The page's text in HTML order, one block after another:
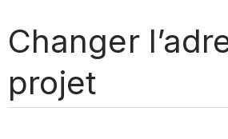
Changer
projet